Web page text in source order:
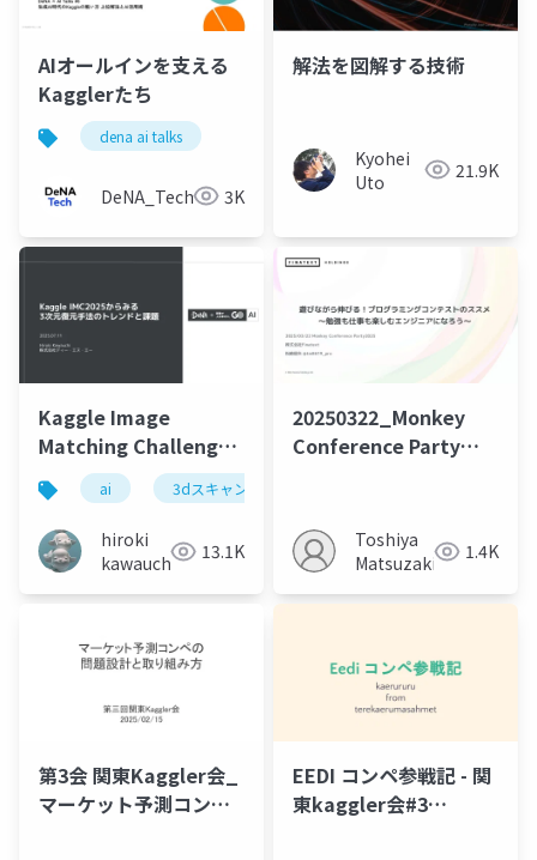
AIオールインを支える
Kagglerたち
dena ai talks
DeNA_Tech 3K
解法を図解する技術
Kyohei
Uto
21.9K
Kaggle Image
Matching Challenge
2025 紹介
ai 3dスキャン
hiroki
kawauchi
13.1K
20250322_Monkey
Conference Party
Toshiya
Matsuzaki
1.4K
第3会 関東Kaggler会_
マーケット予測コンペ
EEDI コンペ参戦記 - 関
東kaggler会#3